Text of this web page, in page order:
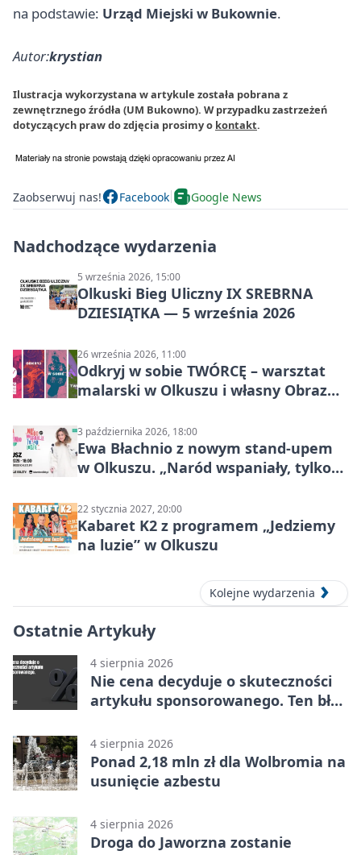
na podstawie: Urząd Miejski w Bukownie.
Autor:krystian
Ilustracja wykorzystana w artykule została pobrana z
zewnętrznego źródła (UM Bukowno). W przypadku zastrzeżeń
dotyczących praw do zdjęcia prosimy o kontakt.
Zaobserwuj nas! Facebook Google News
Nadchodzące wydarzenia
5 września 2026, 15:00
Olkuski Bieg Uliczny IX SREBRNA
DZIESIĄTKA — 5 września 2026
26 września 2026, 11:00
Odkryj w sobie TWÓRCĘ – warsztat
malarski w Olkuszu i własny Obraz
3 października 2026, 18:00
Ewa Błachnio z nowym stand-upem
w Olkuszu. „Naród wspaniały, tylko
22 stycznia 2027, 20:00
Kabaret K2 z programem „Jedziemy
na luzie” w Olkuszu
Kolejne wydarzenia
Ostatnie Artykuły
4 sierpnia 2026
Nie cena decyduje o skuteczności
artykułu sponsorowanego. Ten błąd
4 sierpnia 2026
Ponad 2,18 mln zł dla Wolbromia na
usunięcie azbestu
4 sierpnia 2026
Droga do Jaworzna zostanie